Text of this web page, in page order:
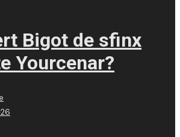
Bigot de sfinx
Yourcenar?